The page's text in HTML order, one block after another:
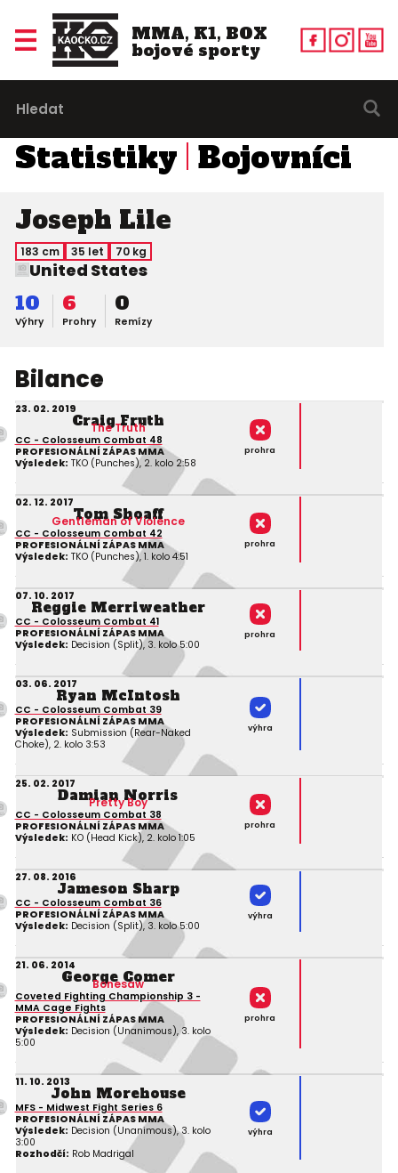
MMA, K1, BOX
bojové sporty
Statistiky Bojovníci
Joseph Lile
183 cm 35 let 70 kg
United States
Výhry
10
Prohry
6
Remízy
0
Bilance
23. 02. 2019
Craig Fruth
The Truth
CC - Colosseum Combat 48
PROFESIONÁLNÍ ZÁPAS MMA
Výsledek: TKO (Punches), 2. kolo 2:58
prohra
02. 12. 2017
Tom Shoaff
Gentleman of Violence
CC - Colosseum Combat 42
PROFESIONÁLNÍ ZÁPAS MMA
Výsledek: TKO (Punches), 1. kolo 4:51
prohra
07. 10. 2017
Reggie Merriweather
CC - Colosseum Combat 41
PROFESIONÁLNÍ ZÁPAS MMA
Výsledek: Decision (Split), 3. kolo 5:00
prohra
03. 06. 2017
Ryan McIntosh
CC - Colosseum Combat 39
PROFESIONÁLNÍ ZÁPAS MMA
Výsledek: Submission (Rear-Naked
Choke), 2. kolo 3:53
výhra
25. 02. 2017
Damian Norris
Pretty Boy
CC - Colosseum Combat 38
PROFESIONÁLNÍ ZÁPAS MMA
Výsledek: KO (Head Kick), 2. kolo 1:05
prohra
27. 08. 2016
Jameson Sharp
CC - Colosseum Combat 36
PROFESIONÁLNÍ ZÁPAS MMA
Výsledek: Decision (Split), 3. kolo 5:00
výhra
21. 06. 2014
George Comer
Bonesaw
Coveted Fighting Championship 3 -
MMA Cage Fights
PROFESIONÁLNÍ ZÁPAS MMA
Výsledek: Decision (Unanimous), 3. kolo
5:00
prohra
11. 10. 2013
John Morehouse
MFS - Midwest Fight Series 6
PROFESIONÁLNÍ ZÁPAS MMA
Výsledek: Decision (Unanimous), 3. kolo
3:00
Rozhodčí: Rob Madrigal
výhra